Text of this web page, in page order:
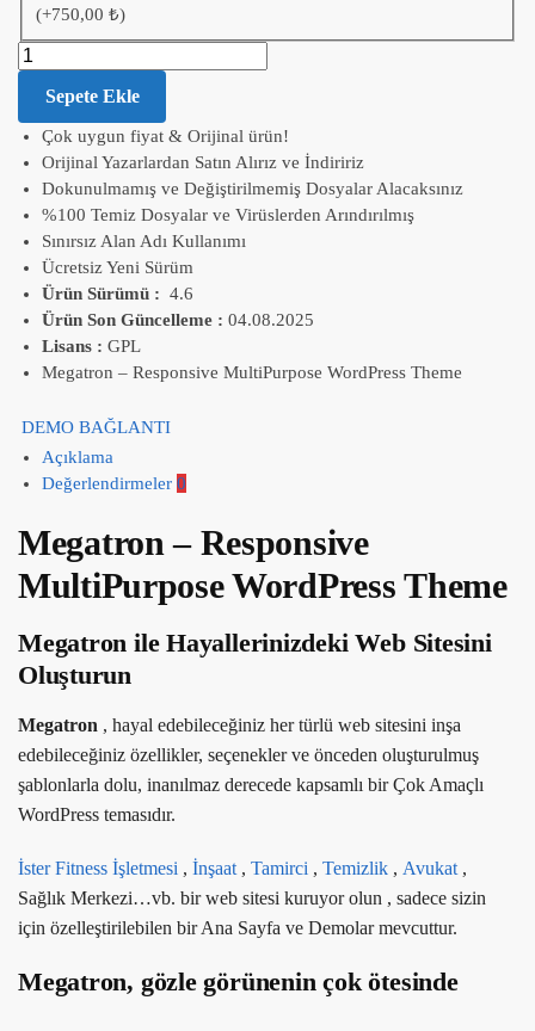
(+750,00₺)
Sepete Ekle
Çok uygun fiyat & Orijinal ürün!
Orijinal Yazarlardan Satın Alırız ve İndiririz
Dokunulmamış ve Değiştirilmemiş Dosyalar Alacaksınız
%100 Temiz Dosyalar ve Virüslerden Arındırılmış
Sınırsız Alan Adı Kullanımı
Ücretsiz Yeni Sürüm
Ürün Sürümü : 4.6
Ürün Son Güncelleme : 04.08.2025
Lisans : GPL
Megatron – Responsive MultiPurpose WordPress Theme
DEMO BAĞLANTI
Açıklama
Değerlendirmeler 0
Megatron – Responsive
MultiPurpose WordPress Theme
Megatron ile Hayallerinizdeki Web Sitesini
Oluşturun
Megatron , hayal edebileceğiniz her türlü web sitesini inşa
edebileceğiniz özellikler, seçenekler ve önceden oluşturulmuş
şablonlarla dolu, inanılmaz derecede kapsamlı bir Çok Amaçlı
WordPress temasıdır.
İster Fitness İşletmesi , İnşaat , Tamirci , Temizlik , Avukat ,
Sağlık Merkezi…vb. bir web sitesi kuruyor olun , sadece sizin
için özelleştirilebilen bir Ana Sayfa ve Demolar mevcuttur.
Megatron, gözle görünenin çok ötesinde